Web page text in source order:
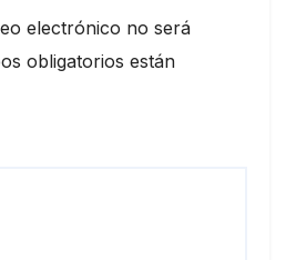
electrónico no será
obligatorios están